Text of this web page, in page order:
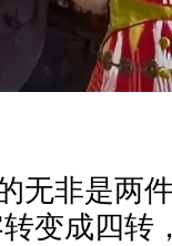
无非是两
变成四转